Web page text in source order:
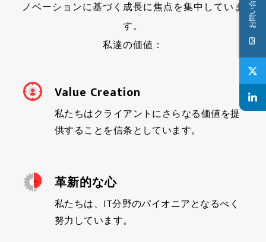
ノベーションに基づく成長に焦点を集中していま
す。
私達の価値：
Value Creation
私たちはクライアントにさらなる価値を提
供することを信条としています。
革新的な心
私たちは、IT分野のパイオニアとなるべく
努力しています。